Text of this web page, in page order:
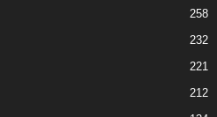
258
232
221
212